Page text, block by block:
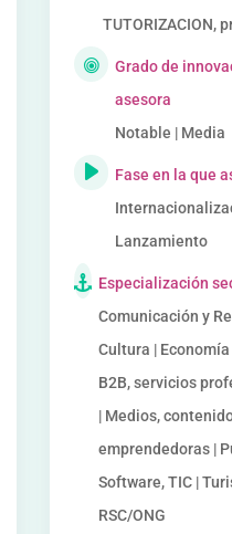
TUTORIZACION,
Grado de
asesora
Notable | Media
Fase en la que
Lanzamiento
Especialización
Comunicación y
Cultura |
B2B, servicios
| Medios,
emprendedoras |
Software, TIC |
RSC/ONG